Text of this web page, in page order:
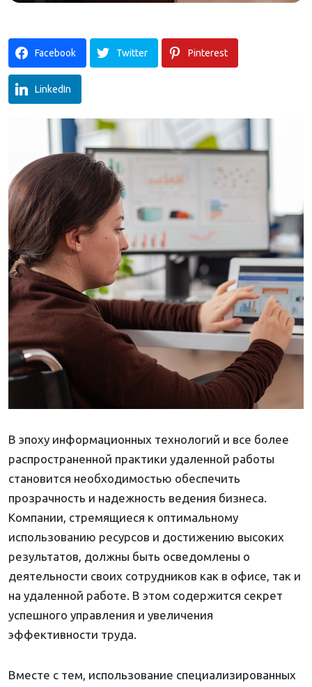
Facebook Twitter Pinterest
LinkedIn
В эпоху информационных технологий и все более
распространенной практики удаленной работы
становится необходимостью обеспечить
прозрачность и надежность ведения бизнеса.
Компании, стремящиеся к оптимальному
использованию ресурсов и достижению высоких
результатов, должны быть осведомлены о
деятельности своих сотрудников как в офисе, так и
на удаленной работе. В этом содержится секрет
успешного управления и увеличения
эффективности труда.
Вместе с тем, использование специализированных